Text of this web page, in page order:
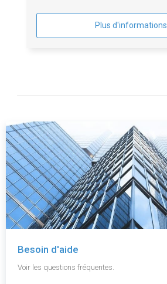
Plus d'informations
Besoin d'aide
Voir les questions fréquentes.